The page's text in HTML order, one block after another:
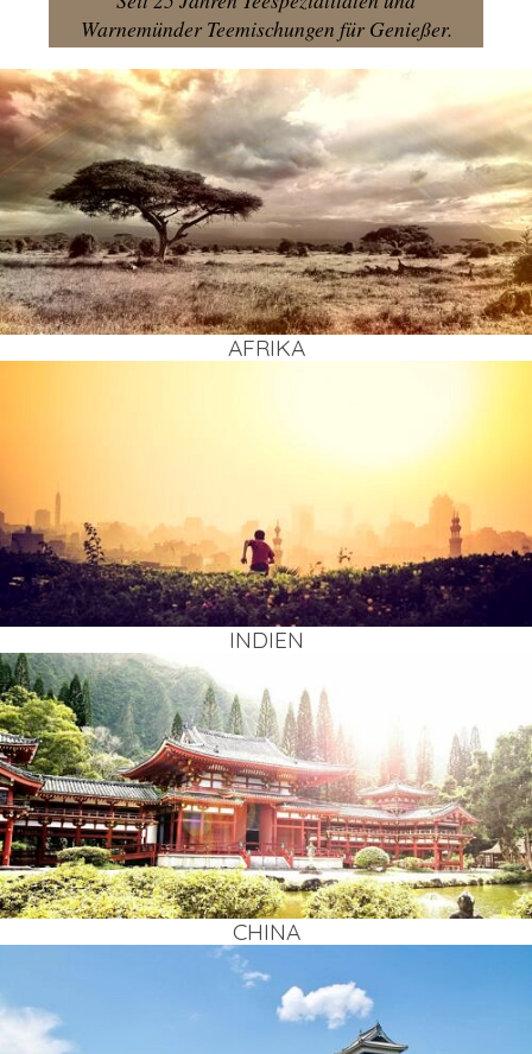
Warnemünder Teemischungen für Genießer.
AFRI­KA
INDI­EN
CHI­NA